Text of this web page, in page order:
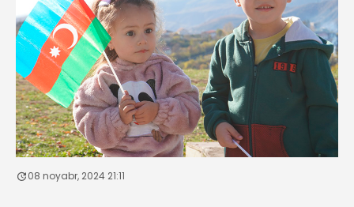
08 noyabr, 2024 21:11